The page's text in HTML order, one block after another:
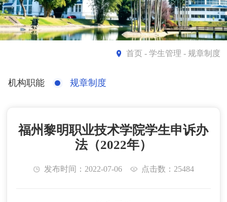
首页- 学生管理 - 规章制度
机构职能 规章制度
福州黎明职业技术学院学生申诉办
法（2022年）
发布时间：2022-07-06 点击数：25484